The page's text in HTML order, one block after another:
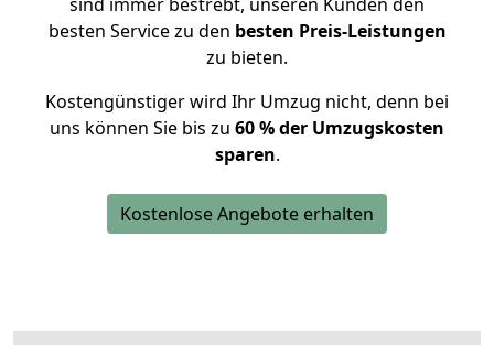
besten Service zu den besten Preis-Leistungen
zu bieten.
Kostengünstiger wird Ihr Umzug nicht, denn bei
uns können Sie bis zu 60 % der Umzugskosten
sparen.
Kostenlose Angebote erhalten